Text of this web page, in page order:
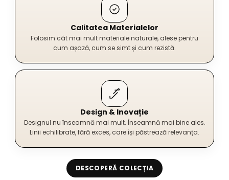
Calitatea Materialelor
Folosim cât mai mult materiale naturale, alese pentru
cum așază, cum se simt și cum rezistă.
Design & Inovație
Designul nu înseamnă mai mult. Înseamnă mai bine ales.
Linii echilibrate, fără exces, care își păstrează relevanța.
DESCOPERĂ COLECȚIA